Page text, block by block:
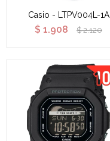
Casio - LTPV004L-1A
$ 1.908 $ 2.120